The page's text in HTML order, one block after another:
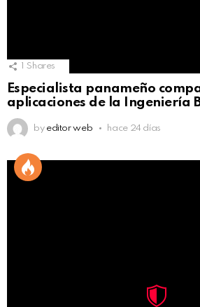
1 Shares
Especialista panameño
aplicaciones de la Ingeniería
by editor web hace 24 días